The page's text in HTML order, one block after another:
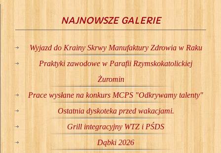
NAJNOWSZE GALERIE
Wyjazd do Krainy Skrwy Manufaktury Zdrowia w Raku
Praktyki zawodowe w Parafii Rzymskokatolickiej
Żuromin
Prace wysłane na konkurs MCPS "Odkrywamy talenty"
Ostatnia dyskoteka przed wakacjami.
Grill integracyjny WTZ i PŚDS
Dąbki 2026